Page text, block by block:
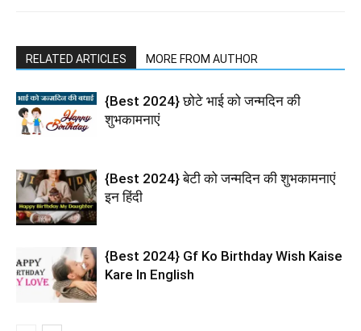
RELATED ARTICLES MORE FROM AUTHOR
{Best 2024} छोटे भाई को जन्मदिन की
शुभकामनाएं
{Best 2024} बेटी को जन्मदिन की शुभकामनाएं
इन हिंदी
{Best 2024} Gf Ko Birthday Wish Kaise
Kare In English